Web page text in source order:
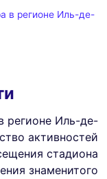
в регионе Иль-де-
регионе Иль-де-
активностей
стадиона
знаменитого